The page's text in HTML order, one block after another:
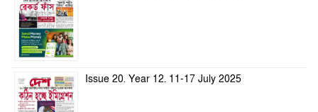
Issue 20. Year 12. 11-17 July 2025